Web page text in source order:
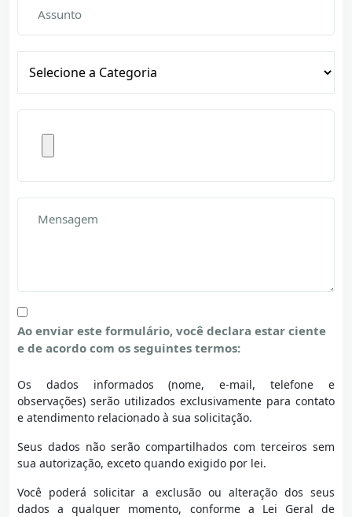
Ao enviar este formulário, você declara estar ciente
e de acordo com os seguintes termos:
Os dados informados (nome, e-mail, telefone e
observações) serão utilizados exclusivamente para contato
e atendimento relacionado à sua solicitação.
Seus dados não serão compartilhados com terceiros sem
sua autorização, exceto quando exigido por lei.
Você poderá solicitar a exclusão ou alteração dos seus
dados a qualquer momento, conforme a Lei Geral de